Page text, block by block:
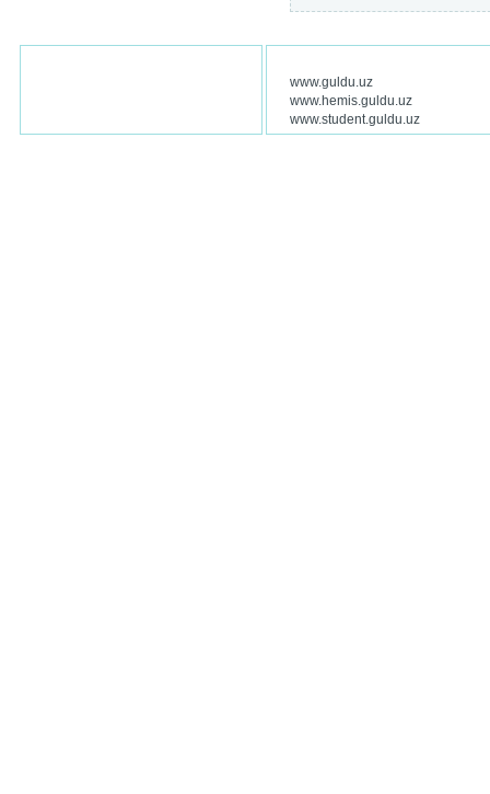
www.guldu.uz
www.hemis.guldu.uz
www.student.guldu.uz